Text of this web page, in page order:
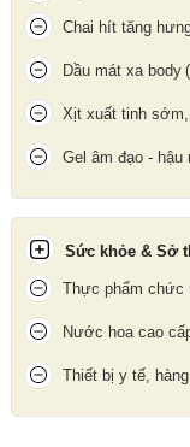
Flowziax Sore
cơ thể mà còn là “bí
Lưu ý bảo quản
Chai hít tăng
Dầu mát xa body
Xịt xuất tinh
Gel âm đạo - hậu
Sức khỏe & Sở
Thực phẩm chức
Nước hoa cao
Thiết bị y tế,